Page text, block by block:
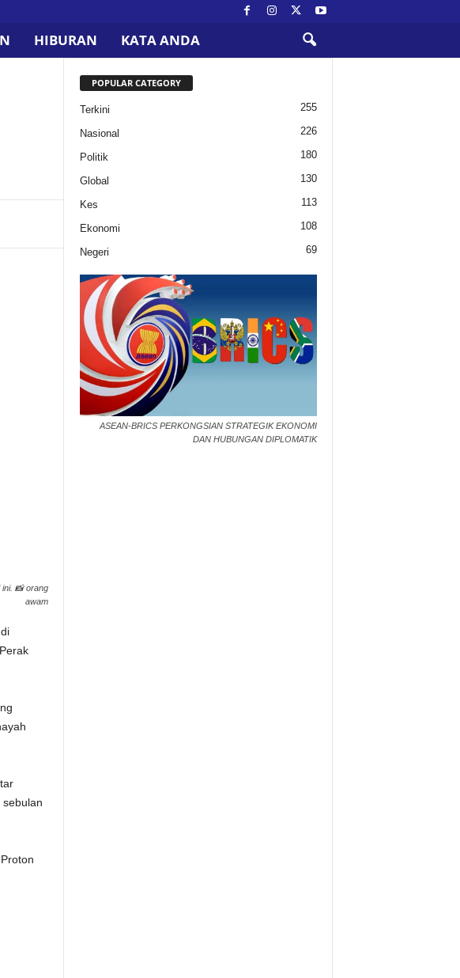
HIBURAN KATA ANDA
ini. 📸 orang
awam
POPULAR CATEGORY
Terkini 255
Nasional 226
Politik 180
Global 130
Kes 113
Ekonomi 108
Negeri 69
ASEAN-BRICS PERKONGSIAN STRATEGIK EKONOMI
DAN HUBUNGAN DIPLOMATIK